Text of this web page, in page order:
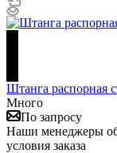
Штанга распорная
Много
По запросу
Наши менеджеры
условия заказа